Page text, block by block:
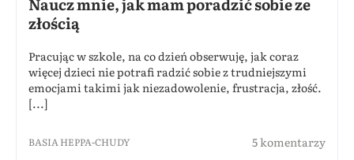
złością
Pracując w szkole, na co dzień obserwuję, jak coraz
więcej dzieci nie potrafi radzić sobie z trudniejszymi
emocjami takimi jak niezadowolenie, frustracja, złość.
[...]
BASIA HEPPA-CHUDY 5 komentarzy